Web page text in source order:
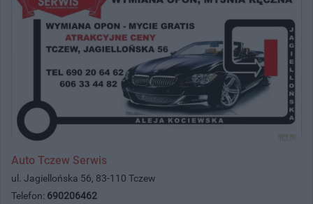
Auto Tczew Serwis
ul. Jagiellońska 56, 83-110 Tczew
Telefon: 690206462